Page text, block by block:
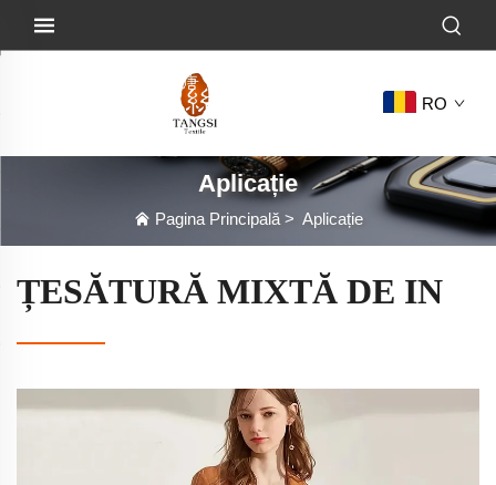
RO
Aplicație
Pagina Principală> Aplicație
ȚESĂTURĂ MIXTĂ DE IN